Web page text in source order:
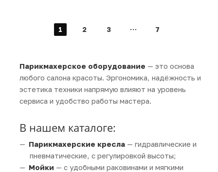
1 2 3 7
Парикмахерское оборудование — это основа
любого салона красоты. Эргономика, надёжность и
эстетика техники напрямую влияют на уровень
сервиса и удобство работы мастера.
В нашем каталоге:
Парикмахерские кресла — гидравлические и
пневматические, с регулировкой высоты;
Мойки — с удобными раковинами и мягкими